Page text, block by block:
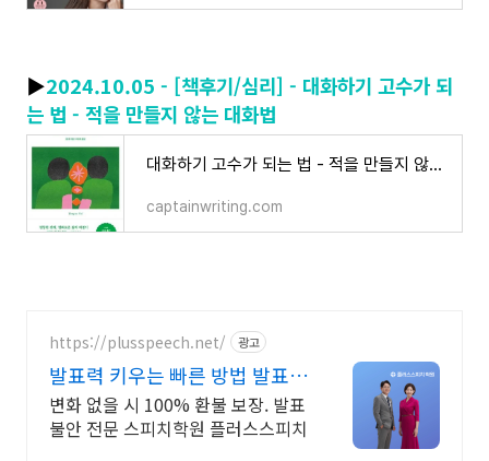
▶2024.10.05 - [책후기/심리] - 대화하기 고수가 되
는 법 - 적을 만들지 않는 대화법
대화하기 고수가 되는 법 - 적을 만들지 않는 대화법
captainwriting.com
https://plusspeech.net/ 광고
발표력 키우는 빠른 방법 발표때
문에 잠 못이루시나요?
변화 없을 시 100% 환불 보장. 발표
불안 전문 스피치학원 플러스스피치